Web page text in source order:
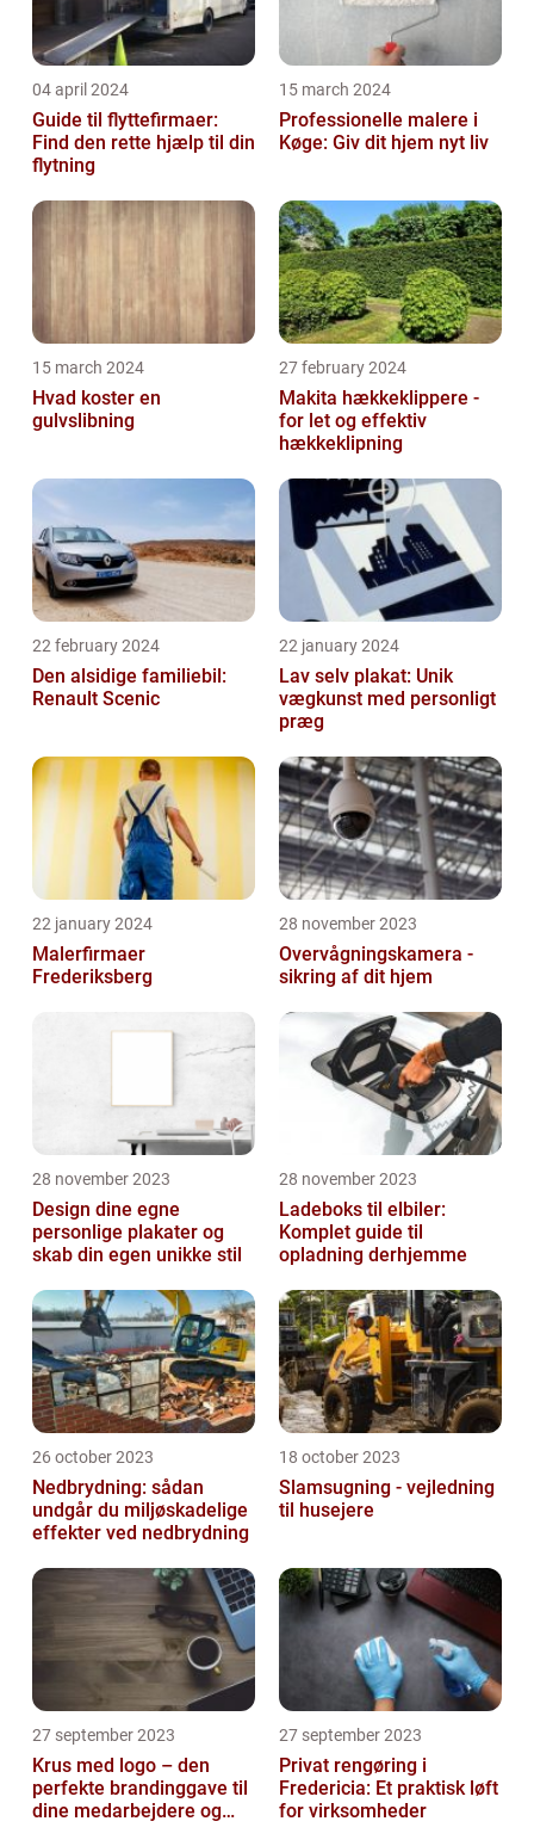
04 april 2024
Guide til flyttefirmaer:
Find den rette hjælp til din
flytning
15 march 2024
Professionelle malere i
Køge: Giv dit hjem nyt liv
15 march 2024
Hvad koster en
gulvslibning
27 february 2024
Makita hækkeklippere -
for let og effektiv
hækkeklipning
22 february 2024
Den alsidige familiebil:
Renault Scenic
22 january 2024
Lav selv plakat: Unik
vægkunst med personligt
præg
22 january 2024
Malerfirmaer
Frederiksberg
28 november 2023
Overvågningskamera -
sikring af dit hjem
28 november 2023
Design dine egne
personlige plakater og
skab din egen unikke stil
28 november 2023
Ladeboks til elbiler:
Komplet guide til
opladning derhjemme
26 october 2023
Nedbrydning: sådan
undgår du miljøskadelige
effekter ved nedbrydning
18 october 2023
Slamsugning - vejledning
til husejere
27 september 2023
Krus med logo – den
perfekte brandinggave til
dine medarbejdere og
27 september 2023
Privat rengøring i
Fredericia: Et praktisk løft
for virksomheder